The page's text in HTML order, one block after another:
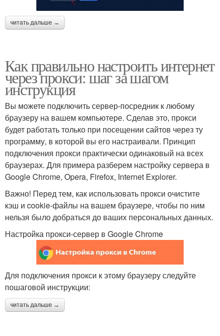
читать дальше →
Как правильно настроить интернет
через прокси: шаг за шагом
инструкция
Вы можете подключить сервер-посредник к любому
браузеру на вашем компьютере. Сделав это, прокси
будет работать только при посещении сайтов через ту
программу, в которой вы его настраивали. Принцип
подключения прокси практически одинаковый на всех
браузерах. Для примера разберем настройку сервера в
Google Chrome, Opera, Firefox, Internet Explorer.
Важно! Перед тем, как использовать прокси очистите
кэш и cookie-файлы на вашем браузере, чтобы по ним
нельзя было добраться до ваших персональных данных.
Настройка прокси-сервер в Google Chrome
Для подключения прокси к этому браузеру следуйте
пошаговой инструкции:
читать дальше →